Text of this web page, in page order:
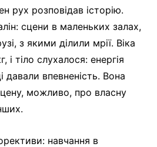
рух розповідав історію.
сцени в маленьких залах,
з якими ділили мрії. Віка
і тіло слухалося: енергія
давали впевненість. Вона
можливо, про власну
навчання в